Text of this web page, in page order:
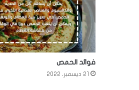
فوائد الحمص
21 ديسمبر، 2022